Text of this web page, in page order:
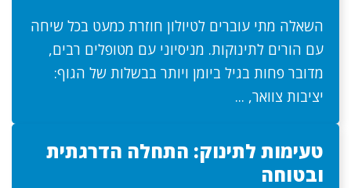
השאלה מתי עוברים לטיולון חוזרת כמעט בכל שיחה
עם הורים לתינוקות. מניסיוני עם מטופלים רבים,
מדובר פחות בגיל ביומן ויותר בבשלות של הגוף:
יציבות צוואר, ...
טעימות לתינוק: התחלה הדרגתית
ובטוחה